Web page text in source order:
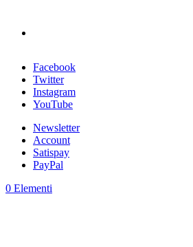
Facebook
Twitter
Instagram
YouTube
Newsletter
Account
Satispay
PayPal
0 Elementi